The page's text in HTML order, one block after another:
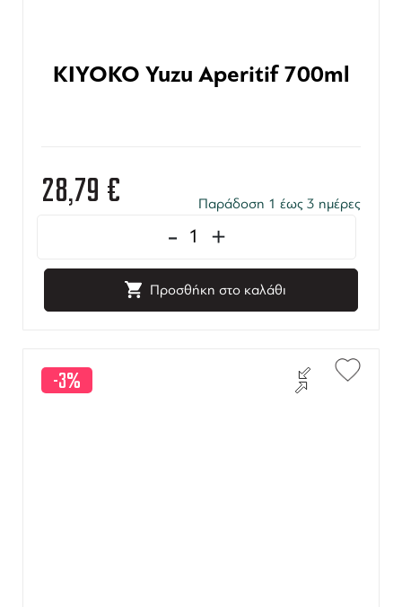
KIYOKO Yuzu Aperitif 700ml
28,79 € Παράδοση 1 έως 3 ημέρες
- +
Προσθήκη στο καλάθι
-3%